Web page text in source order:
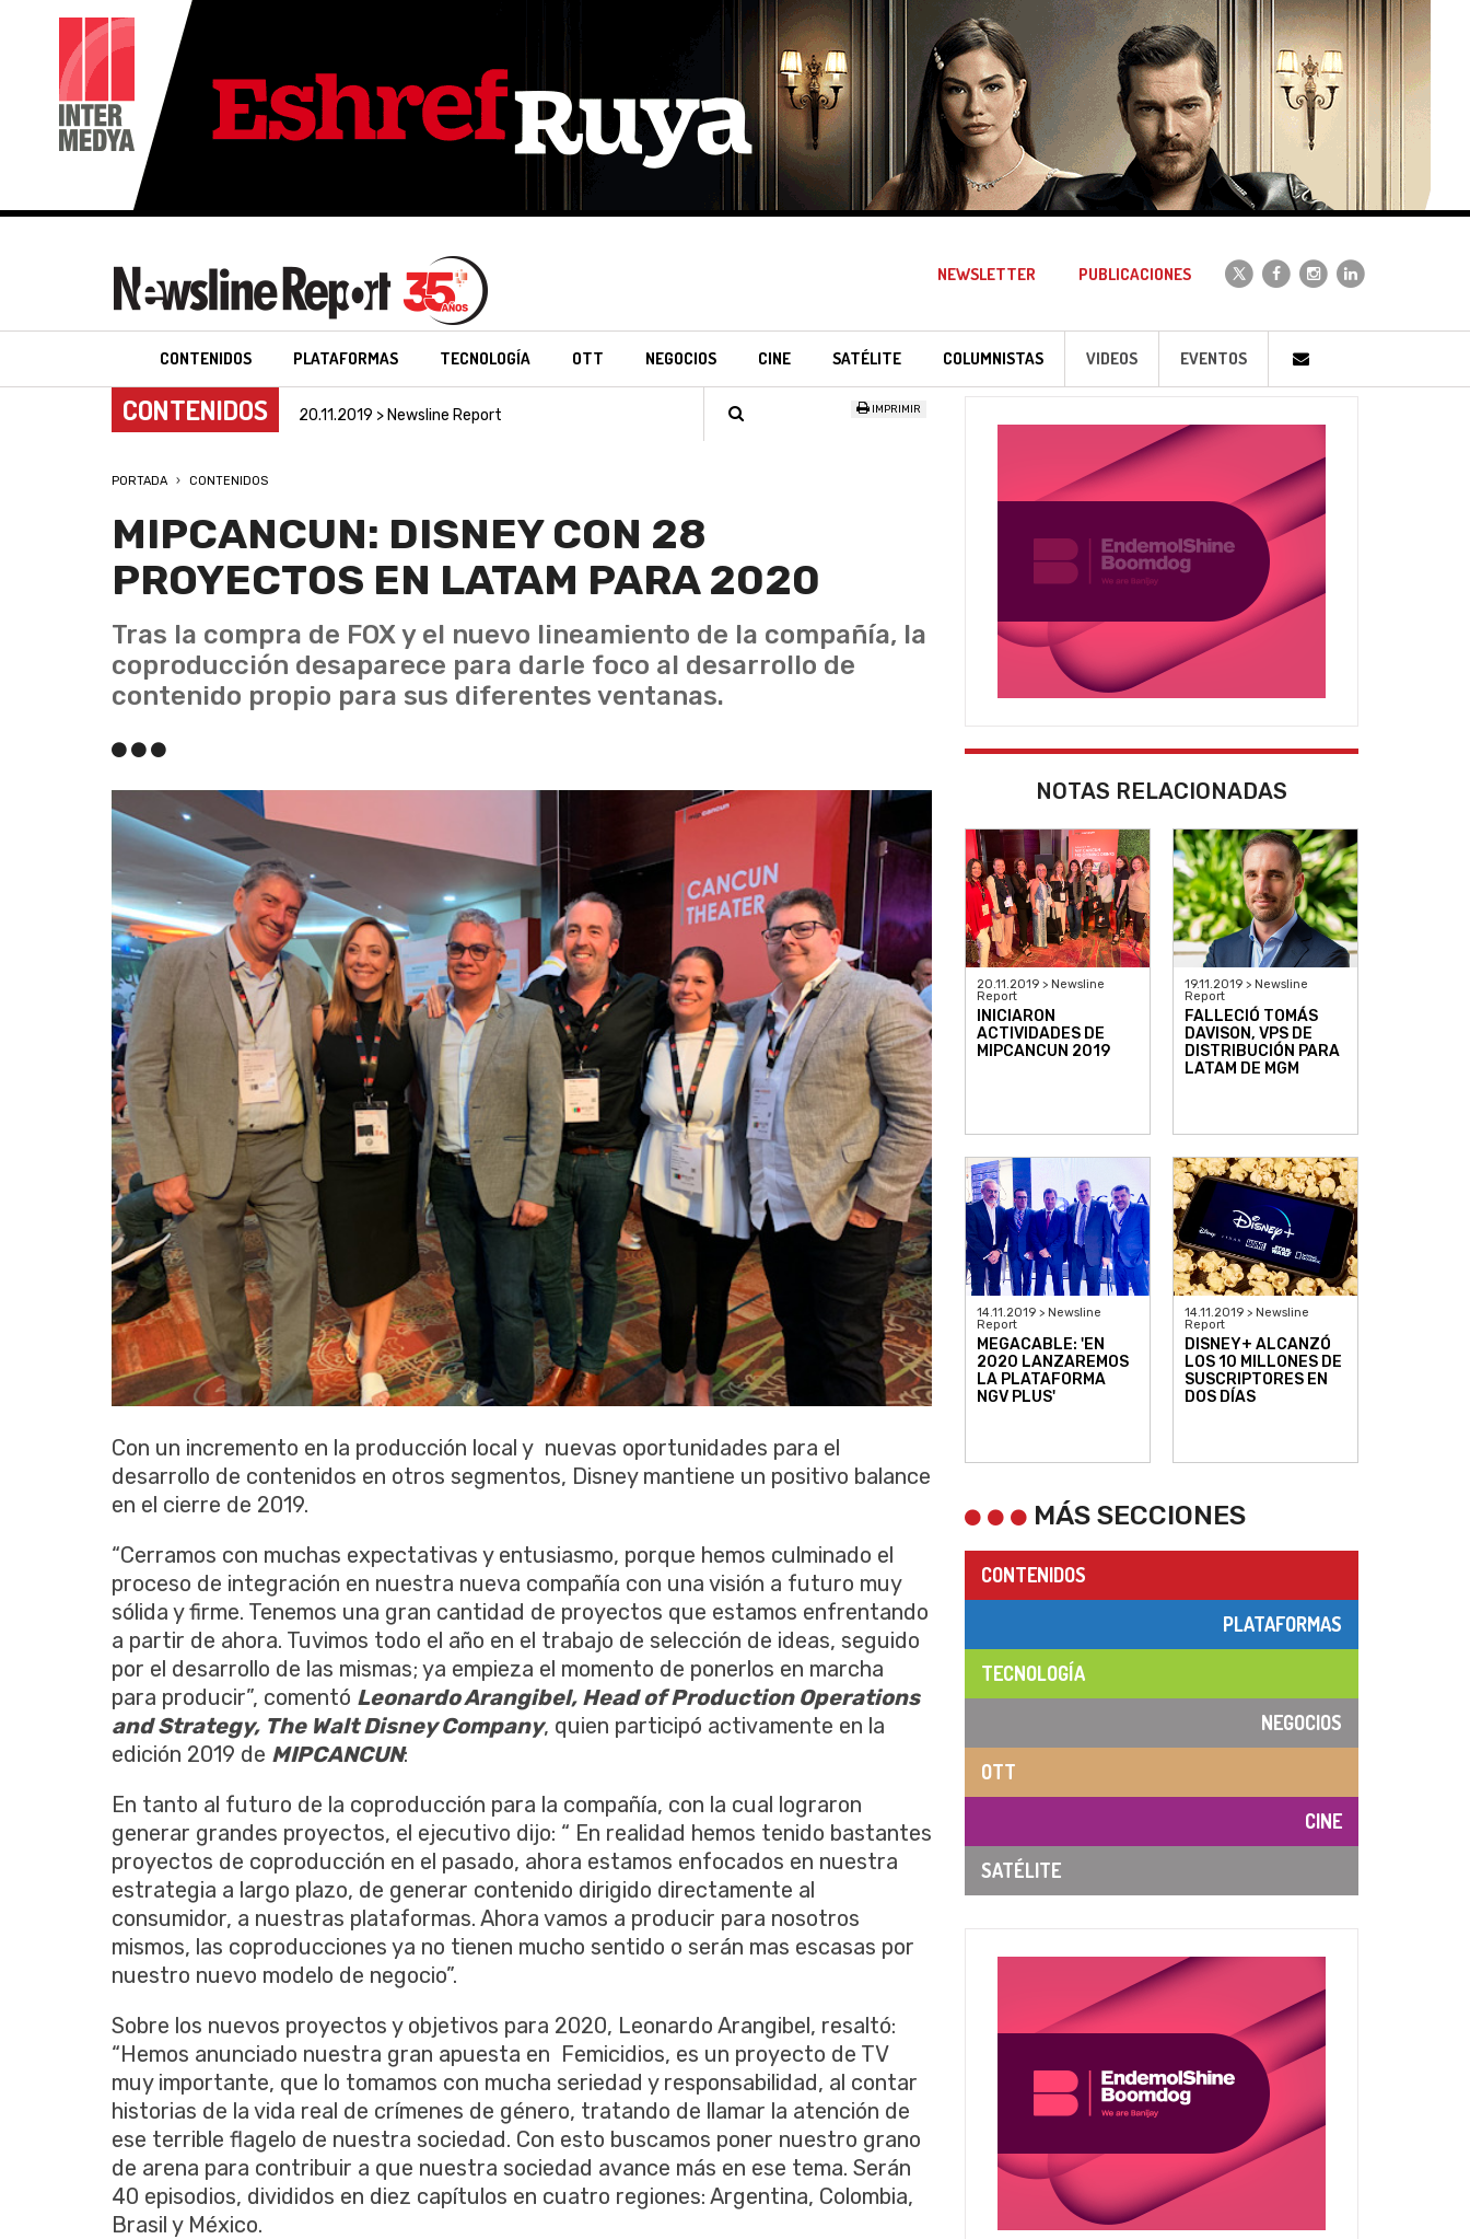
NEWSLETTER PUBLICACIONES
CONTENIDOS PLATAFORMAS TECNOLOGÍA OTT NEGOCIOS CINE SATÉLITE COLUMNISTAS VIDEOS EVENTOS
CONTENIDOS 20.11.2019 > Newsline Report IMPRIMIR
PORTADA CONTENIDOS
MIPCANCUN: DISNEY CON 28
PROYECTOS EN LATAM PARA 2020
Tras la compra de FOX y el nuevo lineamiento de la compañía, la
coproducción desaparece para darle foco al desarrollo de
contenido propio para sus diferentes ventanas.
Con un incremento en la producción local y nuevas oportunidades para el
desarrollo de contenidos en otros segmentos, Disney mantiene un positivo balance
en el cierre de 2019.
“Cerramos con muchas expectativas y entusiasmo, porque hemos culminado el
proceso de integración en nuestra nueva compañía con una visión a futuro muy
sólida y firme. Tenemos una gran cantidad de proyectos que estamos enfrentando
a partir de ahora. Tuvimos todo el año en el trabajo de selección de ideas, seguido
por el desarrollo de las mismas; ya empieza el momento de ponerlos en marcha
para producir”, comentó Leonardo Arangibel, Head of Production Operations
and Strategy, The Walt Disney Company, quien participó activamente en la
edición 2019 de MIPCANCUN:
En tanto al futuro de la coproducción para la compañía, con la cual lograron
generar grandes proyectos, el ejecutivo dijo: “ En realidad hemos tenido bastantes
proyectos de coproducción en el pasado, ahora estamos enfocados en nuestra
estrategia a largo plazo, de generar contenido dirigido directamente al
consumidor, a nuestras plataformas. Ahora vamos a producir para nosotros
mismos, las coproducciones ya no tienen mucho sentido o serán mas escasas por
nuestro nuevo modelo de negocio”.
Sobre los nuevos proyectos y objetivos para 2020, Leonardo Arangibel, resaltó:
“Hemos anunciado nuestra gran apuesta en Femicidios, es un proyecto de TV
muy importante, que lo tomamos con mucha seriedad y responsabilidad, al contar
historias de la vida real de crímenes de género, tratando de llamar la atención de
ese terrible flagelo de nuestra sociedad. Con esto buscamos poner nuestro grano
de arena para contribuir a que nuestra sociedad avance más en ese tema. Serán
40 episodios, divididos en diez capítulos en cuatro regiones: Argentina, Colombia,
Brasil y México.
NOTAS RELACIONADAS
20.11.2019 > Newsline
Report
INICIARON
ACTIVIDADES DE
MIPCANCUN 2019
19.11.2019 > Newsline
Report
FALLECIÓ TOMÁS
DAVISON, VPS DE
DISTRIBUCIÓN PARA
LATAM DE MGM
14.11.2019 > Newsline
Report
MEGACABLE: 'EN
2020 LANZAREMOS
LA PLATAFORMA
NGV PLUS'
14.11.2019 > Newsline
Report
DISNEY+ ALCANZÓ
LOS 10 MILLONES DE
SUSCRIPTORES EN
DOS DÍAS
MÁS SECCIONES
CONTENIDOS
PLATAFORMAS
TECNOLOGÍA
NEGOCIOS
OTT
CINE
SATÉLITE